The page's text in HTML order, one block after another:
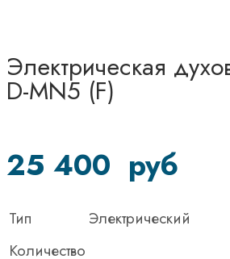
Электрическая
D-MN5 (F)
25 400 руб
Тип
Электрический
Количество